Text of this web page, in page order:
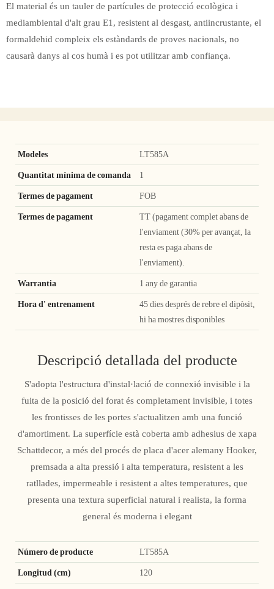
El material és un tauler de partícules de protecció ecològica i
mediambiental d'alt grau E1, resistent al desgast, antiincrustante, el
formaldehid compleix els estàndards de proves nacionals, no
causarà danys al cos humà i es pot utilitzar amb confiança.
Modeles LT585A
Quantitat mínima de comanda 1
Termes de pagament FOB
Termes de pagament
TT (pagament complet abans de
l'enviament (30% per avançat, la
resta es paga abans de
l'enviament).
Warrantia 1 any de garantia
Hora d' entrenament
45 dies després de rebre el dipòsit,
hi ha mostres disponibles
Descripció detallada del producte
S'adopta l'estructura d'instal·lació de connexió invisible i la
fuita de la posició del forat és completament invisible, i totes
les frontisses de les portes s'actualitzen amb una funció
d'amortiment. La superfície està coberta amb adhesius de xapa
Schattdecor, a més del procés de placa d'acer alemany Hooker,
premsada a alta pressió i alta temperatura, resistent a les
ratllades, impermeable i resistent a altes temperatures, que
presenta una textura superficial natural i realista, la forma
general és moderna i elegant
Número de producte LT585A
Longitud (cm) 120